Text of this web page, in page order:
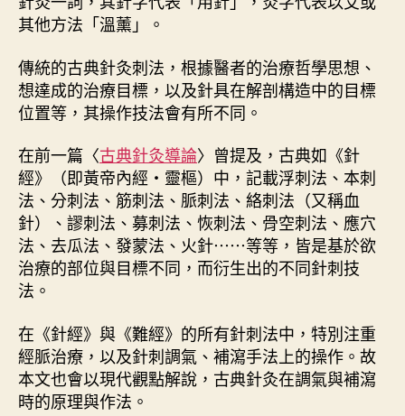
刺
論
〉
其他方法「溫薰」。
傳統的古典針灸刺法，根據醫者的治療哲學思想、
想達成的治療目標，以及針具在解剖構造中的目標
位置等，其操作技法會有所不同。
在前一篇〈古典針灸導論〉曾提及，古典如《針
經》（即黃帝內經・靈樞）中，記載浮刺法、本刺
法、分刺法、筋刺法、脈刺法、絡刺法（又稱血
針）、謬刺法、募刺法、恢刺法、骨空刺法、應穴
法、去瓜法、發蒙法、火針⋯⋯等等，皆是基於欲
治療的部位與目標不同，而衍生出的不同針刺技
法。
在《針經》與《難經》的所有針刺法中，特別注重
經脈治療，以及針刺調氣、補瀉手法上的操作。故
本文也會以現代觀點解說，古典針灸在調氣與補瀉
時的原理與作法。